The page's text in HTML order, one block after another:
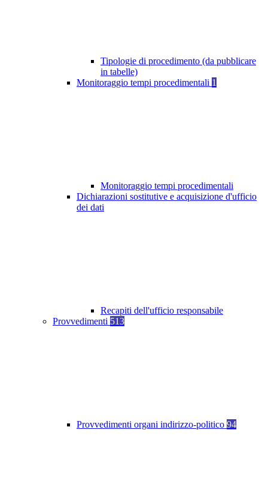
Tipologie di procedimento (da pubblicare
in tabelle)
Monitoraggio tempi procedimentali 1
Monitoraggio tempi procedimentali
Dichiarazioni sostitutive e acquisizione d'ufficio
dei dati
Recapiti dell'ufficio responsabile
Provvedimenti 513
Provvedimenti organi indirizzo-politico 94